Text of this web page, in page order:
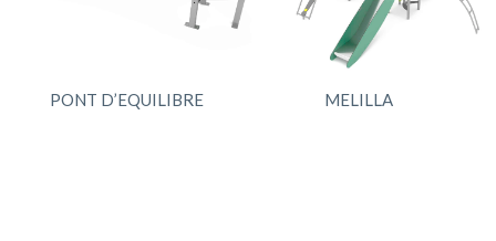
PONT D’EQUILIBRE MELILLA